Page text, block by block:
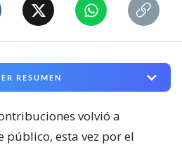
RESUMEN
volvió a
público, esta vez por el